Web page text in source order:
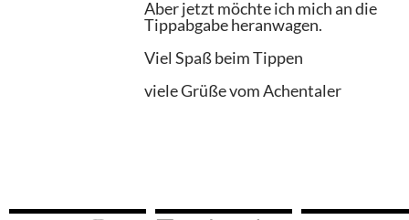
Aber jetzt möchte ich mich an die
Tippabgabe heranwagen.
Viel Spaß beim Tippen
viele Grüße vom Achentaler